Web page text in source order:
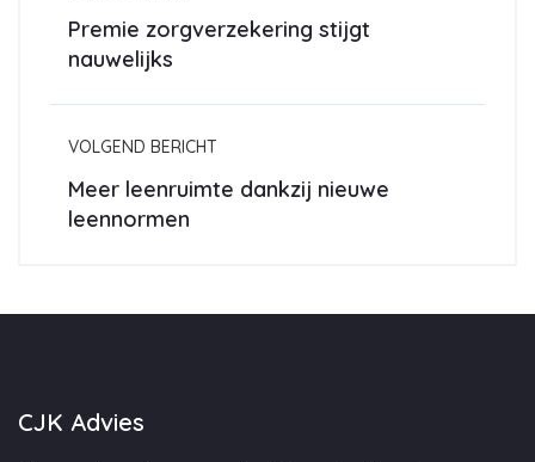
Premie zorgverzekering stijgt
nauwelijks
VOLGEND BERICHT
Meer leenruimte dankzij nieuwe
leennormen
CJK Advies